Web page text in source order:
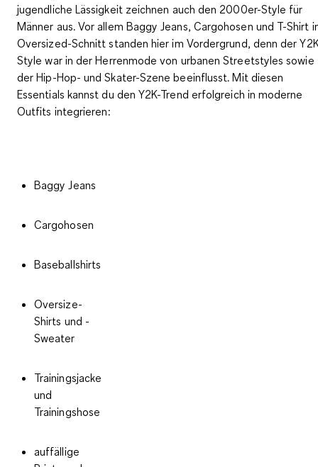
jugendliche Lässigkeit zeichnen auch den 2000er-Style für
Männer aus. Vor allem Baggy Jeans, Cargohosen und T-Shirt
Oversized-Schnitt standen hier im Vordergrund, denn der
Style war in der Herrenmode von urbanen Streetstyles sowie
der Hip-Hop- und Skater-Szene beeinflusst. Mit diesen
Essentials kannst du den Y2K-Trend erfolgreich in moderne
Outfits integrieren:
Baggy Jeans
Cargohosen
Baseballshirts
Oversize-
Shirts und -
Sweater
Trainingsjacke
und
Trainingshose
auffällige